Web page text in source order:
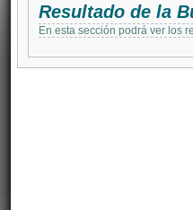
Resultado de la
En esta sección podrá ver los